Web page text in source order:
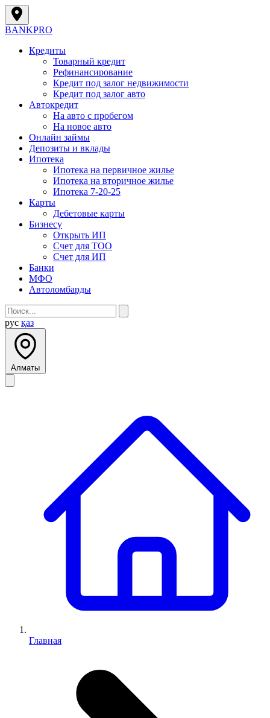
BANKPRO
Кредиты
Товарный кредит
Рефинансирование
Кредит под залог недвижимости
Кредит под залог авто
Автокредит
На авто с пробегом
На новое авто
Онлайн займы
Депозиты и вклады
Ипотека
Ипотека на первичное жилье
Ипотека на вторичное жилье
Ипотека 7-20-25
Карты
Дебетовые карты
Бизнесу
Открыть ИП
Cчет для ТОО
Счет для ИП
Банки
МФО
Автоломбарды
рус қаз
Алматы
Главная